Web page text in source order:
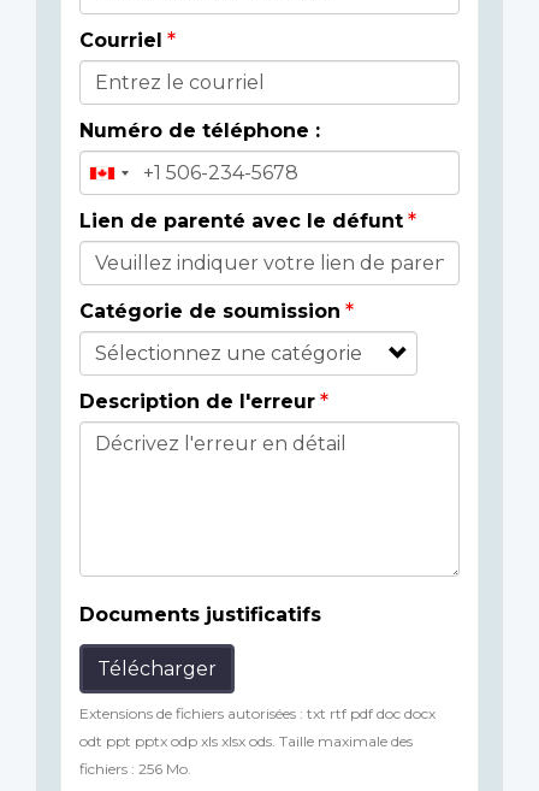
Courriel
Numéro de téléphone :
Lien de parenté avec le défunt
Catégorie de soumission
Description de l'erreur
Documents justificatifs
Télécharger
Extensions de fichiers autorisées : txt rtf pdf doc docx
odt ppt pptx odp xls xlsx ods. Taille maximale des
fichiers : 256 Mo.